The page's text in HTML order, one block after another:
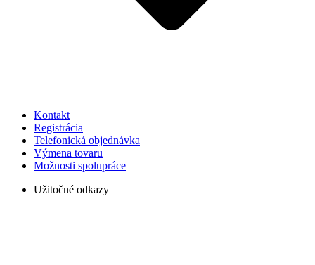
Kontakt
Registrácia
Telefonická objednávka
Výmena tovaru
Možnosti spolupráce
Užitočné odkazy